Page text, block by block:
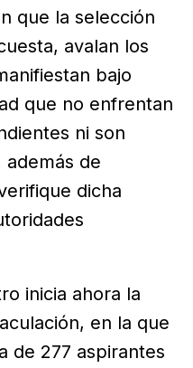
que la selección
avalan los
bajo
que no enfrentan
ni son
además de
dicha
inicia ahora la
en la que
de 277 aspirantes